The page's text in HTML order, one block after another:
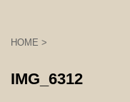
HOME >
IMG_6312